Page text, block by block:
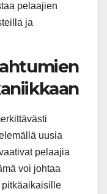
pelaajien
ja
uusia
pelaajia
voi johtaa
pitkäaikaisille